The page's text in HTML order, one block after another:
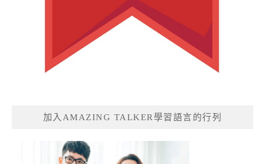
加入AMAZING TALKER學習語言的行列